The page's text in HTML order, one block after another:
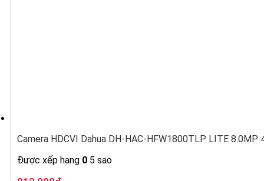
Camera HDCVI Dahua DH-HAC-HFW1800TLP LITE 8.0MP
Được xếp hạng 0 5 sao